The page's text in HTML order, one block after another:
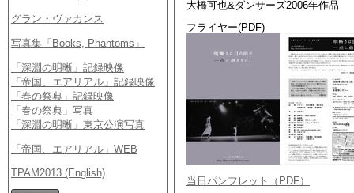
大橋可也&ダンサーズ2006年作品
フライヤー(PDF)
当日パンフレット（PDF）